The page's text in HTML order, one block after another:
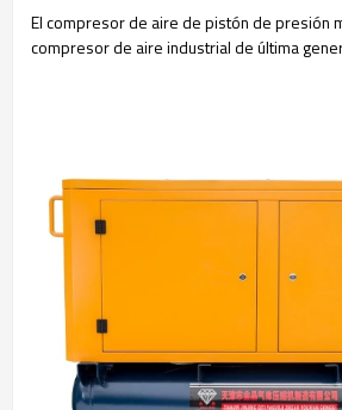
El compresor de aire de pistón de presión
compresor de aire industrial de última